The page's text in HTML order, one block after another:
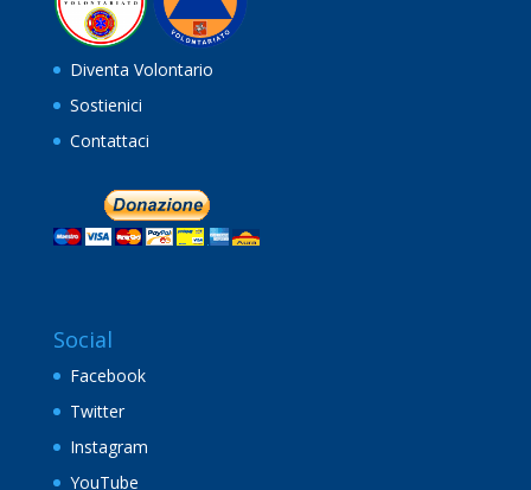
Diventa Volontario
Sostienici
Contattaci
Social
Facebook
Twitter
Instagram
YouTube